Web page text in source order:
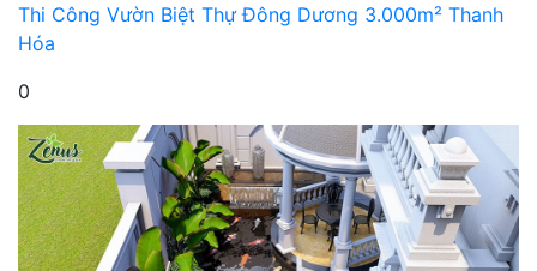
Thi Công Vườn Biệt Thự Đông Dương 3.000m² Thanh
Hóa
0